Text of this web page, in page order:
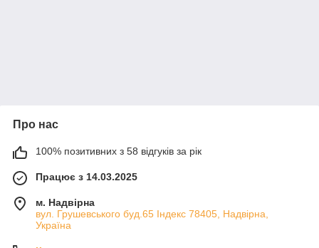
Про нас
100% позитивних з 58 відгуків за рік
Працює з 14.03.2025
м. Надвірна
вул. Грушевського буд.65 Індекс 78405, Надвірна,
Україна